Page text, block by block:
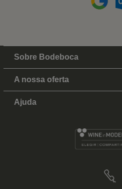
Sobre Bodeboca
A nossa oferta
Ajuda